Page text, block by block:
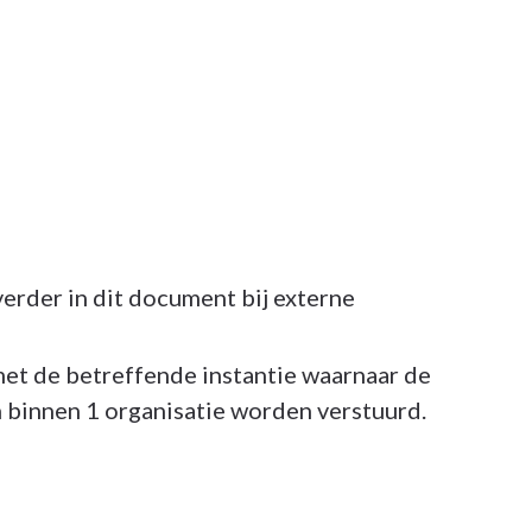
in dit document bij externe
de betreffende instantie waarnaar de
1 organisatie worden verstuurd.